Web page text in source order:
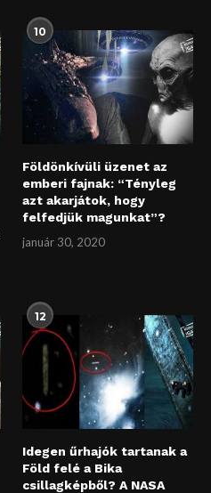
10
Földönkívüli üzenet az
emberi fajnak: “Tényleg
azt akarjátok, hogy
felfedjük magunkat”?
január 30, 2020
12
Idegen űrhajók tartanak a
Föld felé a Bika
csillagképből? A NASA